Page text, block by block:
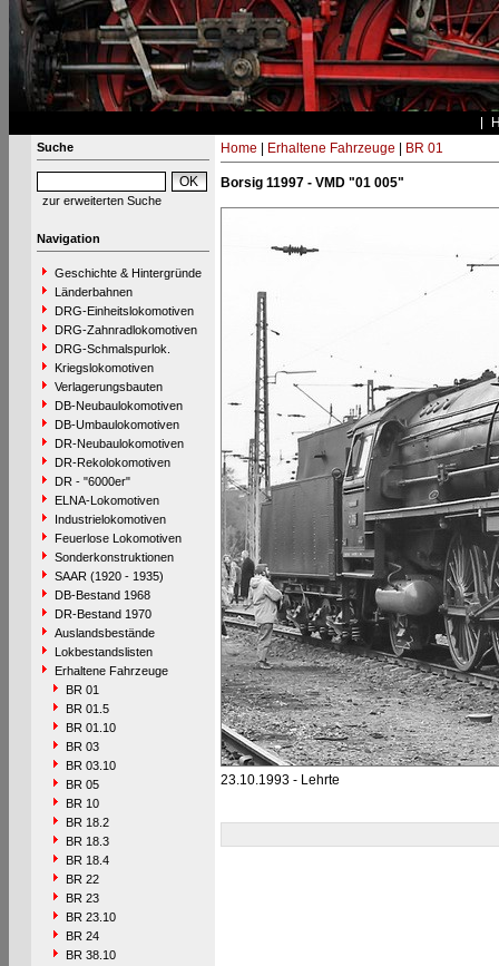
Suche
zur erweiterten Suche
Navigation
Geschichte & Hintergründe
Länderbahnen
DRG-Einheitslokomotiven
DRG-Zahnradlokomotiven
DRG-Schmalspurlok.
Kriegslokomotiven
Verlagerungsbauten
DB-Neubaulokomotiven
DB-Umbaulokomotiven
DR-Neubaulokomotiven
DR-Rekolokomotiven
DR - "6000er"
ELNA-Lokomotiven
Industrielokomotiven
Feuerlose Lokomotiven
Sonderkonstruktionen
SAAR (1920 - 1935)
DB-Bestand 1968
DR-Bestand 1970
Auslandsbestände
Lokbestandslisten
Erhaltene Fahrzeuge
BR 01
BR 01.5
BR 01.10
BR 03
BR 03.10
BR 05
BR 10
BR 18.2
BR 18.3
BR 18.4
BR 22
BR 23
BR 23.10
BR 24
BR 38.10
Home Erhaltene Fahrzeuge BR 01
Borsig 11997 - VMD "01 005"
23.10.1993 - Lehrte